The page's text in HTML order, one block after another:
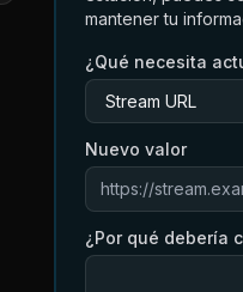
mantener tu
¿Qué necesita
Nuevo valor
¿Por qué debería